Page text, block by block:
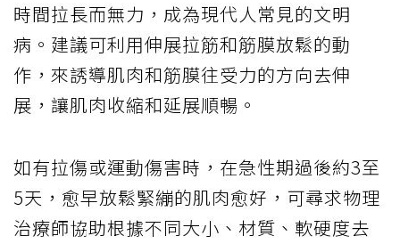
時間拉長而無力，成為現代人常見的文明
病。建議可利用伸展拉筋和筋膜放鬆的動
作，來誘導肌肉和筋膜往受力的方向去伸
展，讓肌肉收縮和延展順暢。
如有拉傷或運動傷害時，在急性期過後約3至
5天，愈早放鬆緊繃的肌肉愈好，可尋求物理
治療師協助根據不同大小、材質、軟硬度去